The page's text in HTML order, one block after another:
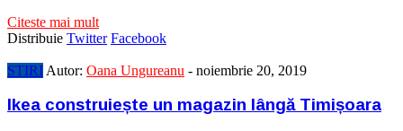
Citeste mai mult
Distribuie Twitter Facebook
STIRI Autor: Oana Ungureanu - noiembrie 20, 2019
Ikea construiește un magazin lângă Timișoara